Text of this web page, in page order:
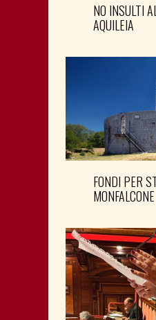
NO INSULTI
AQUILEIA
FONDI PER
MONFALCONE